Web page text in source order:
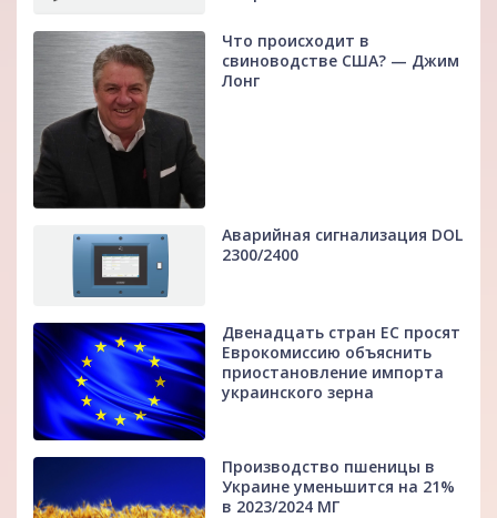
Что происходит в
свиноводстве США? — Джим
Лонг
Аварийная сигнализация DOL
2300/2400
Двенадцать стран ЕС просят
Еврокомиссию объяснить
приостановление импорта
украинского зерна
Производство пшеницы в
Украине уменьшится на 21%
в 2023/2024 МГ